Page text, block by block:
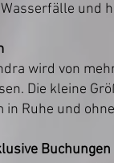
und
wird von
Die kleine
in Ruhe und
Buchungen